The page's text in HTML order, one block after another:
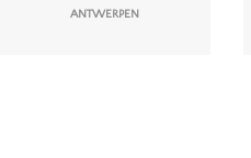
ANTWERPEN